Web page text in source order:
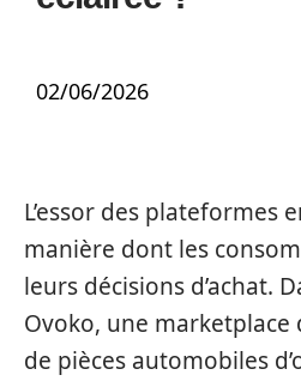
02/06/2026
L’essor des plateformes
manière dont les
leurs décisions d’achat.
Ovoko, une marketplace
de pièces automobiles